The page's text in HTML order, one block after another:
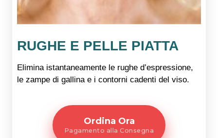
RUGHE E PELLE PIATTA
Elimina istantaneamente le rughe d’espressione,
le zampe di gallina e i contorni cadenti del viso.
Ordina Ora
Pagamento alla Consegna